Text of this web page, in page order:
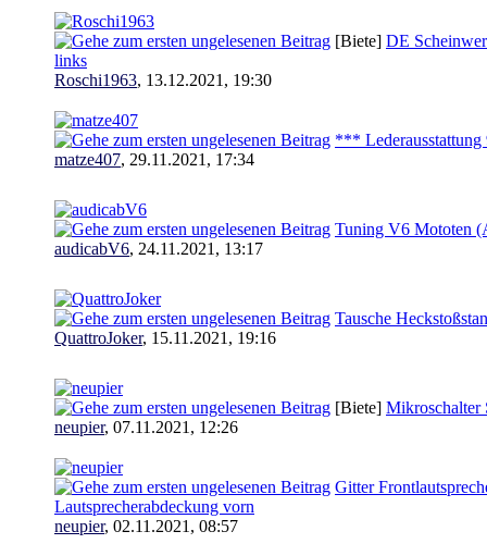
[Biete] DE
links
Roschi1963, 13.12.2021, 19:30
***
matze407, 29.11.2021, 17:34
Tuning V6 Mototen
audicabV6, 24.11.2021, 13:17
Tausche
QuattroJoker, 15.11.2021, 19:16
[Biete] Mikroschalter
neupier, 07.11.2021, 12:26
Gitter
Lautsprecherabdeckung vorn
neupier, 02.11.2021, 08:57